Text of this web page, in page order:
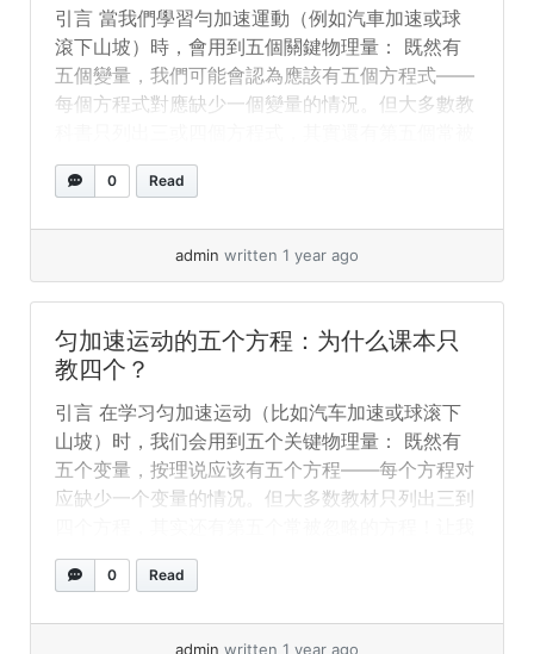
引言 當我們學習勻加速運動（例如汽車加速或球
滾下山坡）時，會用到五個關鍵物理量： 既然有
五個變量，我們可能會認為應該有五個方程式——
每個方程式對應缺少一個變量的情況。但大多數教
忽略的方程式！讓我們來探討原因。 常見的三
（或四）個方程式 大多數教科書首先教授這三個
其實還有第五個方程式很少被提及： 為什麼第五
全部五個嗎？ 是的！即使第五個方程式不常出現
在課本中，它在某些問題中能節省時間。例如： *
一輛汽車剎車4秒（t）後減速至10 m/s（v），加
速度為−2 m/s²（a）。請問它行駛了多遠？* 使用
s = vt − ½ at²： 如果沒有這個方程式，你得先用
v = u + at求出u，多一個步驟。 結論 教科書通常
只專注於最常用的三或四個方程式，第五個（s =
vt − ½ at²）被省略的原因是： 但掌握全部五個方
0 Read
admin written 1 year ago
匀加速运动的五个方程：为什么课本只
教四个？
引言 在学习匀加速运动（比如汽车加速或球滚下
山坡）时，我们会用到五个关键物理量： 既然有
五个变量，按理说应该有五个方程——每个方程对
应缺少一个变量的情况。但大多数教材只列出三到
们来探究原因。 常见的三（或四）个方程 大多数
教材主要教授这三个基本方程： 有些教材会补充
程： 为什么第五个方程（s = vt – ½ at²）被省
0 Read
admin written 1 year ago